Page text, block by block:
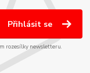
Přihlásit se
rozesílky newsletteru.